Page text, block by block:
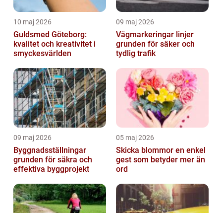
10 maj 2026
Guldsmed Göteborg:
kvalitet och kreativitet i
smyckesvärlden
09 maj 2026
Vägmarkeringar linjer
grunden för säker och
tydlig trafik
09 maj 2026
Byggnadsställningar
grunden för säkra och
effektiva byggprojekt
05 maj 2026
Skicka blommor en enkel
gest som betyder mer än
ord